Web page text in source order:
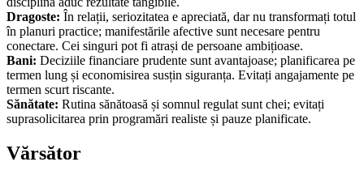
Dragoste: În relații, seriozitatea e apreciată, dar nu transformați totul
în planuri practice; manifestările afective sunt necesare pentru
conectare. Cei singuri pot fi atrași de persoane ambițioase.
Bani: Deciziile financiare prudente sunt avantajoase; planificarea pe
termen lung și economisirea susțin siguranța. Evitați angajamente pe
termen scurt riscante.
Sănătate: Rutina sănătoasă și somnul regulat sunt chei; evitați
suprasolicitarea prin programări realiste și pauze planificate.
Vărsător